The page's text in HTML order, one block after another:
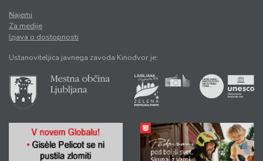
Najemi
Za medije
Izjava o dostopnosti
Ustanoviteljica javnega zavoda Kinodvor je: